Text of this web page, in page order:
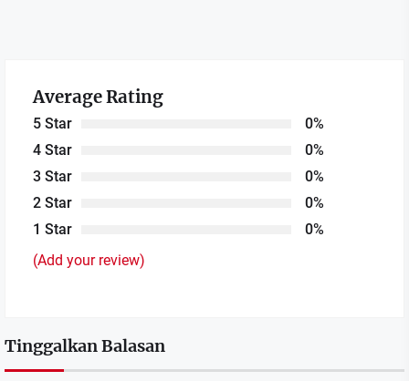
Average Rating
5 Star
0%
4 Star
0%
3 Star
0%
2 Star
0%
1 Star
0%
(Add your review)
Tinggalkan Balasan